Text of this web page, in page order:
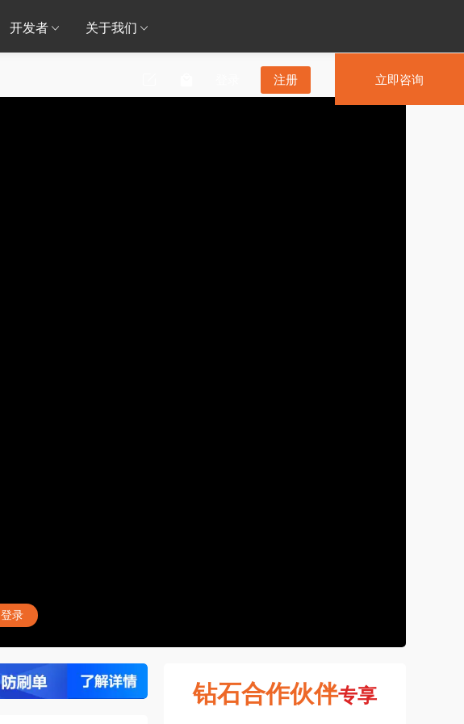
开发者 关于我们
注册 立即咨询
登录
钻石合作伙伴专享